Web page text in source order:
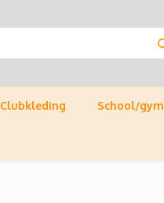
Clubkleding School/gym